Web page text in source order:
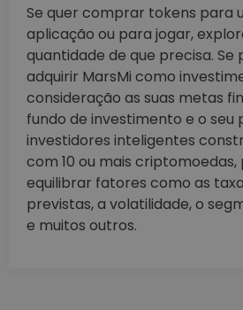
Se quer comprar tokens para
aplicação ou para jogar,
quantidade de que precisa. Se
adquirir MarsMi como
consideração as suas metas
fundo de investimento e o seu
investidores inteligentes
com 10 ou mais
equilibrar fatores como as
previstas, a volatilidade, o
e muitos outros.